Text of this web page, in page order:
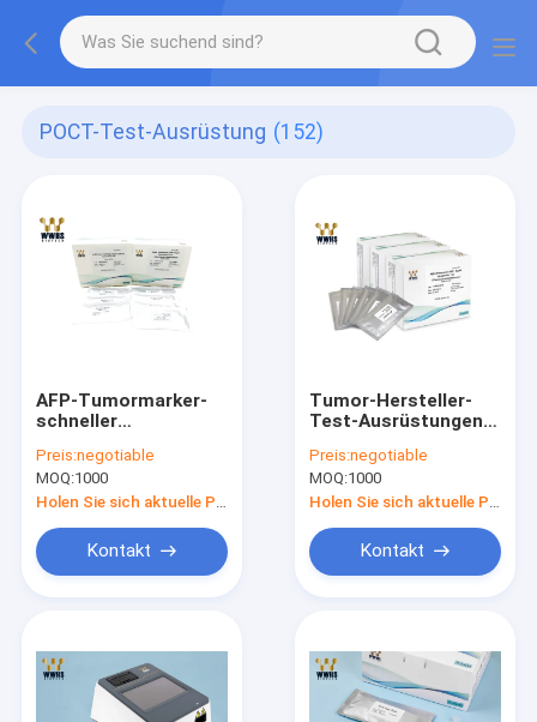
POCT-Test-Ausrüstung (152)
AFP-Tumormarker-
schneller
Kit Alpha Fetoprotein
Fluorescent
Immunoassay
Analyzer
Preis:negotiable
MOQ:1000
Kontakt
Tumor-Hersteller-
Test-Ausrüstungen
Rapid Quantitatives
AFP
Preis:negotiable
MOQ:1000
Kontakt